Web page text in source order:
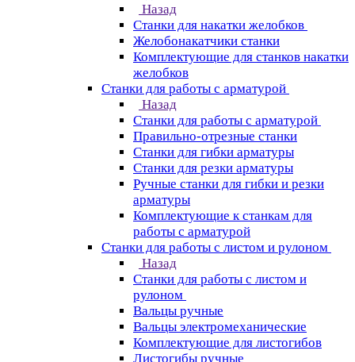
Назад
Станки для накатки желобков
Желобонакатчики станки
Комплектующие для станков накатки
желобков
Станки для работы с арматурой
Назад
Станки для работы с арматурой
Правильно-отрезные станки
Станки для гибки арматуры
Станки для резки арматуры
Ручные станки для гибки и резки
арматуры
Комплектующие к станкам для
работы с арматурой
Станки для работы с листом и рулоном
Назад
Станки для работы с листом и
рулоном
Вальцы ручные
Вальцы электромеханические
Комплектующие для листогибов
Листогибы ручные